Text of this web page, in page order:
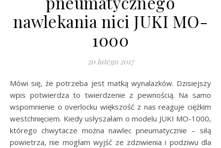
nawlekania nici JUKI MO-
1000
20 lutego 2017
Mówi się, że potrzeba jest matką wynalazków. Dzisiejszy
wpis potwierdza to twierdzenie z pewnością. Na samo
wspomnienie o overlocku większość z nas reaguje ciężkim
westchnięciem. Kiedy usłyszałam o modelu JUKI MO-1000,
którego chwytacze można nawlec pneumatycznie – siłą
powietrza, nie mogłam wyjść ze zdziwienia i podziwu dla